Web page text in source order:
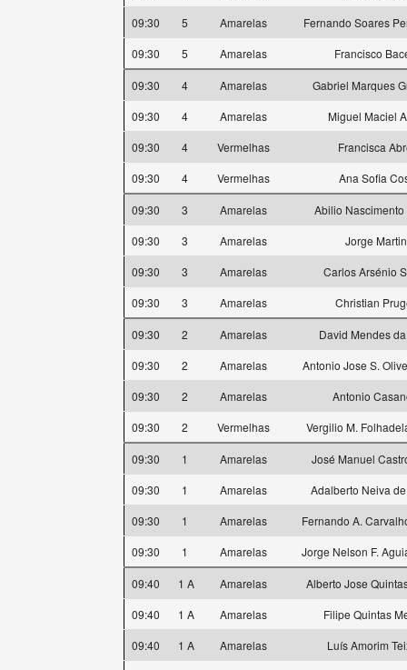
09:30
5 Amarelas
Fernando Soares
09:30
5 Amarelas Francisco
09:30 4 Amarelas
Gabriel Marques
09:30
4 Amarelas
Miguel Maciel
09:30
4 Vermelhas
Francisca
09:30
4 Vermelhas Ana Sofia
09:30 3 Amarelas
Abilio
09:30
3 Amarelas
Jorge
09:30
3 Amarelas
Carlos Arsénio
09:30
3 Amarelas Christian
09:30 2 Amarelas
David Mendes
09:30
2 Amarelas
Antonio Jose S.
09:30
2 Amarelas
Antonio
09:30
2 Vermelhas Vergilio M.
09:30 1 Amarelas
José Manuel
09:30
1 Amarelas
Adalberto Neiva
09:30
1 Amarelas
Fernando A.
09:30
1 Amarelas Jorge Nelson F.
09:40 1 A Amarelas
Alberto Jose
09:40
1 A Amarelas
Filipe Quintas
09:40
1 A Amarelas
Luís Amorim